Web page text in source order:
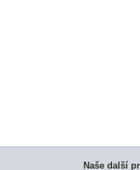
Naše další